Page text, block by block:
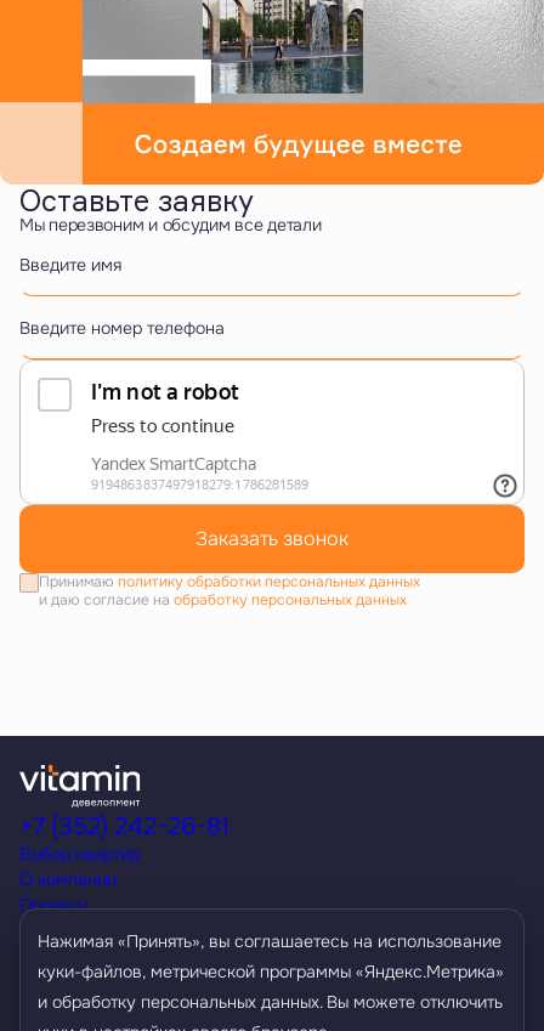
Оставьте заявку
Мы перезвоним и обсудим все детали
Введите имя
Введите номер телефона
Заказать звонок
Принимаю политику обработки персональных данных
и даю согласие на обработку персональных данных
Выбор квартир
О компании
Проекты
Акции
Способы покупки
Условия кредитования
Контакты
+7 (352) 242-26-81
Нажимая «Принять», вы соглашаетесь на использование
куки-файлов, метрической программы «Яндекс.Метрика»
и обработку персональных данных. Вы можете отключить